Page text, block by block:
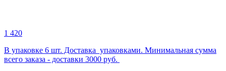
1 420
В упаковке 6 шт. Доставка упаковками. Минимальная сумма
всего заказа - доставки 3000 руб.